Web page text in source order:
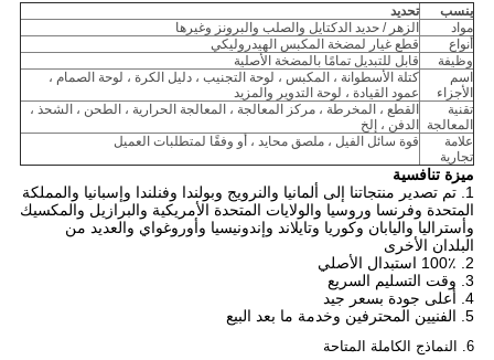
ينسب
تحديد
مواد
الزهر / حديد الدكتايل والصلب والبرونز وغيرها
أنواع
قطع غيار لمضخة المكبس الهيدروليكي
وظيفة
قابل للتبديل تمامًا بالمضخة الأصلية
اسم
الأجزاء
كتلة الأسطوانة ، المكبس ، لوحة التجنيب ، دليل الكرة ، لوحة الصمام ،
عمود القيادة ، لوحة التدوير والمزيد
تقنية
المعالجة
القطع ، المخرطة ، مركز المعالجة ، المعالجة الحرارية ، الطحن ، الشحذ ،
الدفن ، إلخ
علامة
تجارية
قوة سائل الفيل ، ملصق محايد ، أو وفقًا لمتطلبات العميل
ميزة تنافسية
1. تم تصدير منتجاتنا إلى ألمانيا والنرويج وبولندا وفنلندا وإسبانيا والمملكة
المتحدة وفرنسا وروسيا والولايات المتحدة الأمريكية والبرازيل والمكسيك
وأستراليا واليابان وكوريا وتايلاند وإندونيسيا وأوروغواي والعديد من
البلدان الأخرى
2. 100٪ استبدال الأصلي
3. وقت التسليم السريع
4. أعلى جودة بسعر جيد
5. الفنيين المحترفين وخدمة ما بعد البيع
6. النماذج الكاملة المتاحة